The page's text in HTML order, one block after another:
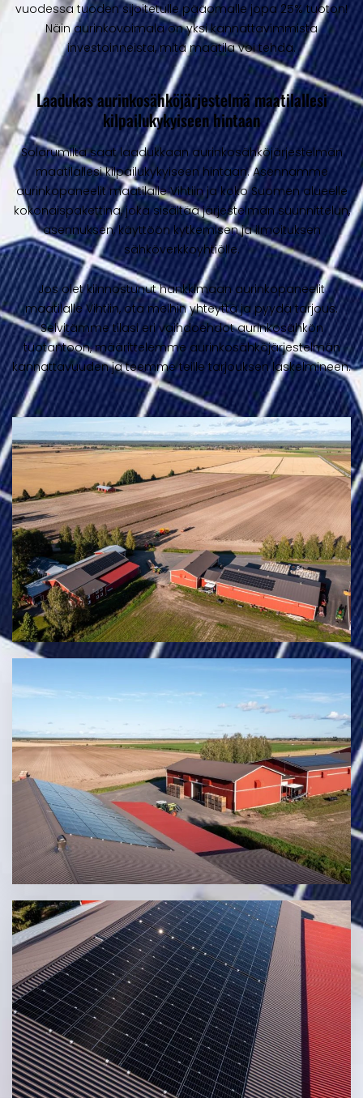
vuodessa tuoden sijoitetulle pääomalle jopa 25% tuoton!
Näin aurinkovoimala on yksi kannattavimmista
investoinneista, mitä maatila voi tehdä.
Laadukas aurinkosähköjärjestelmä maatilallesi
kilpailukykyiseen hintaan
Solarumilta saat laadukkaan aurinkosähköjärjestelmän
maatilallesi kilpailukykyiseen hintaan. Asennamme
aurinkopaneelit maatilalle Vihtiin ja koko Suomen alueelle
kokonaispakettina, joka sisältää järjestelmän suunnittelun,
asennuksen, käyttöön kytkemisen ja ilmoituksen
sähköverkkoyhtiölle.
Jos olet kiinnostunut hankkimaan aurinkopaneelit
maatilalle Vihtiin, ota meihin yhteyttä ja pyydä tarjous.
Selvitämme tilasi eri vaihdoehdot aurinkosähkön
tuotantoon, määrittelemme aurinkosähköjärjestelmän
kannattavuuden ja teemme teille tarjouksen laskelmineen.